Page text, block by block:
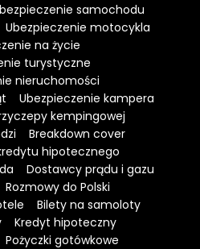
samochodu
Ubezpieczenie motocykla
na życie
turystyczne
nieruchomości
Ubezpieczenie kampera
kempingowej
Breakdown cover
hipotecznego
Dostawcy prądu i gazu
Rozmowy do Polski
Bilety na samoloty
Kredyt hipoteczny
Pożyczki gotówkowe